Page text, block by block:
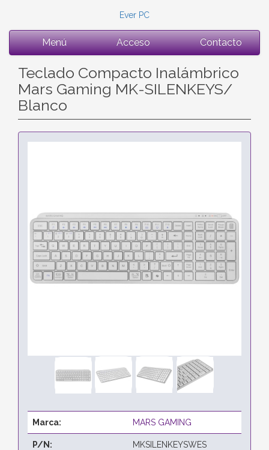
Ever PC
Menú Acceso Contacto
Teclado Compacto Inalámbrico
Mars Gaming MK-SILENKEYS/
Blanco
Marca: MARS GAMING
P/N: MKSILENKEYSWES